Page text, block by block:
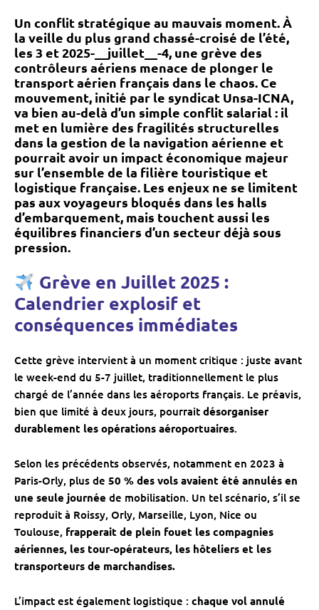
Un conflit stratégique au mauvais moment. À
la veille du plus grand chassé-croisé de l’été,
les 3 et 2025-__juillet__-4, une grève des
contrôleurs aériens menace de plonger le
transport aérien français dans le chaos. Ce
mouvement, initié par le syndicat Unsa-ICNA,
va bien au-delà d’un simple conflit salarial : il
met en lumière des fragilités structurelles
dans la gestion de la navigation aérienne et
pourrait avoir un impact économique majeur
sur l’ensemble de la filière touristique et
logistique française. Les enjeux ne se limitent
pas aux voyageurs bloqués dans les halls
d’embarquement, mais touchent aussi les
équilibres financiers d’un secteur déjà sous
pression.
Grève en Juillet 2025 :
Calendrier explosif et
conséquences immédiates
Cette grève intervient à un moment critique : juste avant
le week-end du 5-7 juillet, traditionnellement le plus
chargé de l’année dans les aéroports français. Le préavis,
bien que limité à deux jours, pourrait désorganiser
durablement les opérations aéroportuaires.
Selon les précédents observés, notamment en 2023 à
Paris-Orly, plus de 50 % des vols avaient été annulés en
une seule journée de mobilisation. Un tel scénario, s’il se
reproduit à Roissy, Orly, Marseille, Lyon, Nice ou
Toulouse, frapperait de plein fouet les compagnies
aériennes, les tour-opérateurs, les hôteliers et les
transporteurs de marchandises.
L’impact est également logistique : chaque vol annulé